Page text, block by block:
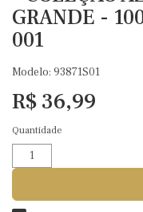
GRANDE -
001
Modelo: 93871S01
R$ 36,99
Quantidade